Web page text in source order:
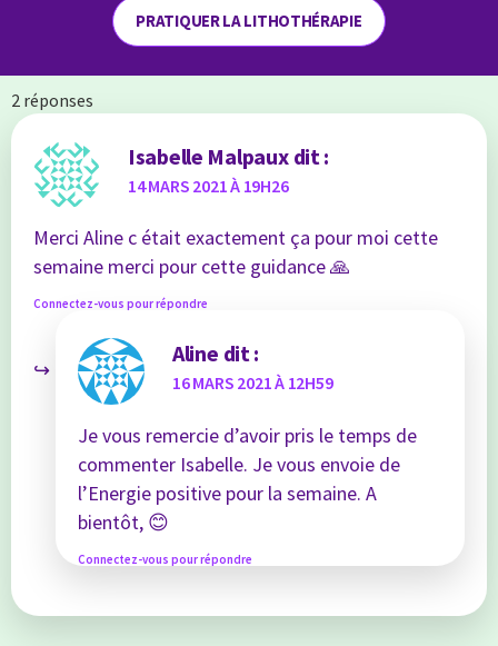
PRATIQUER LA LITHOTHÉRAPIE
2 réponses
Isabelle Malpaux dit :
14 MARS 2021 À 19H26
Merci Aline c était exactement ça pour moi cette
semaine merci pour cette guidance 🙏
Connectez-vous pour répondre
Aline dit :
16 MARS 2021 À 12H59
Je vous remercie d’avoir pris le temps de
commenter Isabelle. Je vous envoie de
l’Energie positive pour la semaine. A
bientôt, 😊
Connectez-vous pour répondre